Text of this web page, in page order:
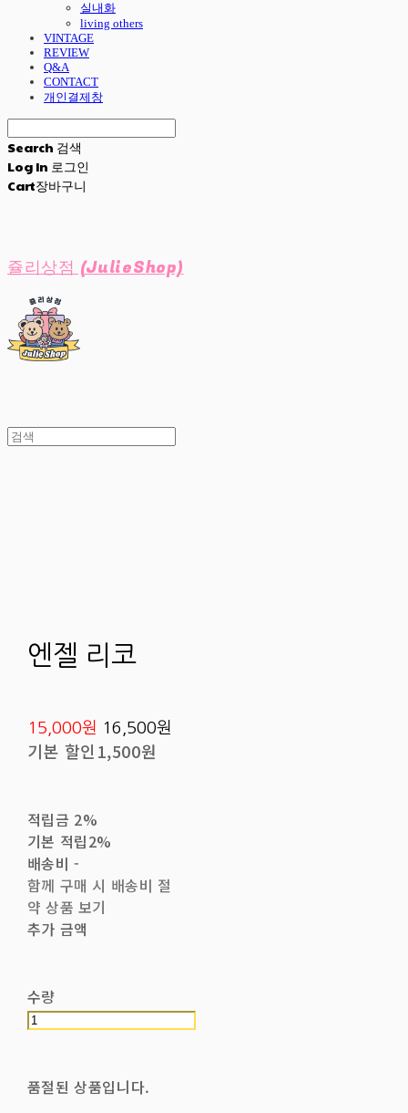
실내화
living others
VINTAGE
REVIEW
Q&A
CONTACT
개인결제창
Search 검색
Log In 로그인
Cart장바구니
쥴리상점 (JulieShop)
엔젤 리코
15,000원 16,500원
기본 할인 1,500원
적립금 2%
기본 적립2%
배송비-
함께 구매 시 배송비 절
약 상품 보기
추가 금액
수량
품절된 상품입니다.